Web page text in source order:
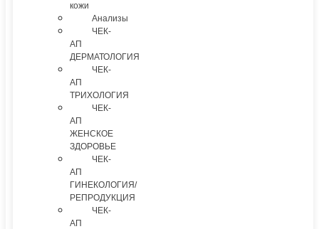
кожи
Анализы
ЧЕК-
АП
ДЕРМАТОЛОГИЯ
ЧЕК-
АП
ТРИХОЛОГИЯ
ЧЕК-
АП
ЖЕНСКОЕ
ЗДОРОВЬЕ
ЧЕК-
АП
ГИНЕКОЛОГИЯ/
РЕПРОДУКЦИЯ
ЧЕК-
АП